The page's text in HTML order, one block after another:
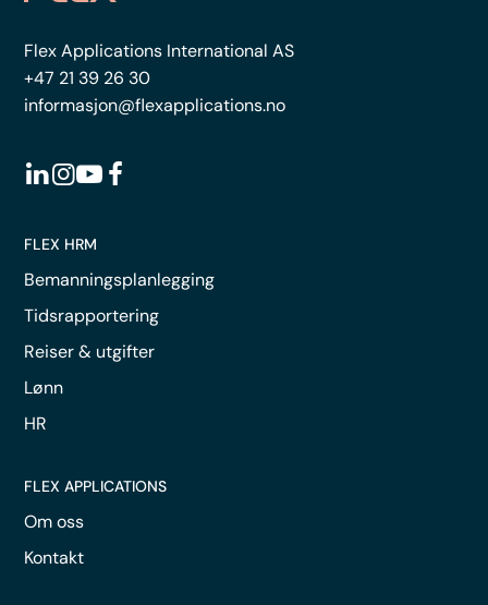
Flex Applications International AS
+47 21 39 26 30
informasjon@flexapplications.no
FLEX HRM
Bemanningsplanlegging
Tidsrapportering
Reiser & utgifter
Lønn
HR
FLEX APPLICATIONS
Om oss
Kontakt